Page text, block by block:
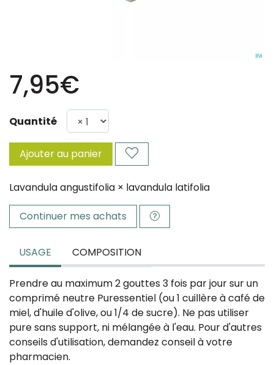
7,95€
Quantité
Ajouter au panier
Lavandula angustifolia × lavandula latifolia
Continuer mes achats
USAGE COMPOSITION
Prendre au maximum 2 gouttes 3 fois par jour sur un
comprimé neutre Puressentiel (ou 1 cuillère à café de
miel, d'huile d'olive, ou 1/4 de sucre). Ne pas utiliser
pure sans support, ni mélangée à l'eau. Pour d'autres
conseils d'utilisation, demandez conseil à votre
pharmacien.